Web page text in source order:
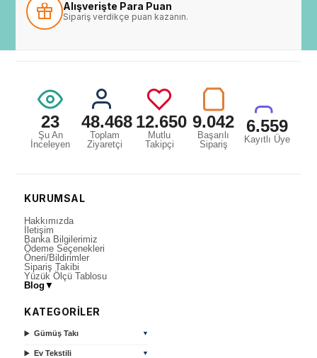
Alışverişte Para Puan
Sipariş verdikçe puan kazanın.
23
Şu An
İnceleyen
48.468
Toplam
Ziyaretçi
12.650
Mutlu
Takipçi
9.042
Başarılı
Sipariş
6.559
Kayıtlı Üye
KURUMSAL
Hakkımızda
İletişim
Banka Bilgilerimiz
Ödeme Seçenekleri
Öneri/Bildirimler
Sipariş Takibi
Yüzük Ölçü Tablosu
Blog ▼
KATEGORİLER
Gümüş Takı ▼
Ev Tekstili ▼